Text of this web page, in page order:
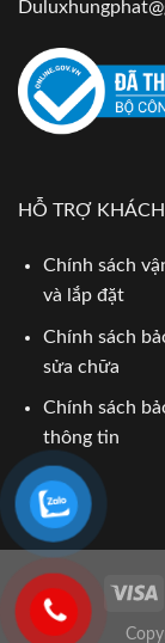
HỖ TRỢ
Chính sách
và lắp đặt
Chính sách
sửa chữa
Chính sách
thông tin